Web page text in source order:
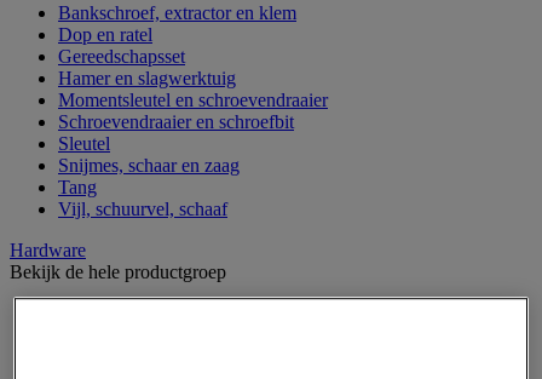
Bankschroef, extractor en klem
Dop en ratel
Gereedschapsset
Hamer en slagwerktuig
Momentsleutel en schroevendraaier
Schroevendraaier en schroefbit
Sleutel
Snijmes, schaar en zaag
Tang
Vijl, schuurvel, schaaf
Hardware
Bekijk de hele productgroep